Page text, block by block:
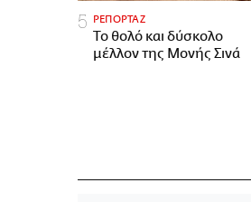
ΡΕΠΟΡΤΑΖ
Το θολό και δύσκολο
μέλλον της Μονής Σινά